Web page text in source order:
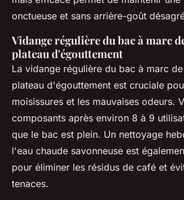
onctueuse et sans arrière-goût
Vidange régulière du bac à marc
plateau d'égouttement
La vidange régulière du bac à marc
plateau d'égouttement est cruciale
moisissures et les mauvaises odeurs.
composants après environ 8 à 9
que le bac est plein. Un nettoyage
l'eau chaude savonneuse est
pour éliminer les résidus de café et
tenaces.